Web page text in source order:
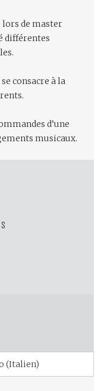
lors de master
différentes
consacre à la
d’une
musicaux.
(Italien)